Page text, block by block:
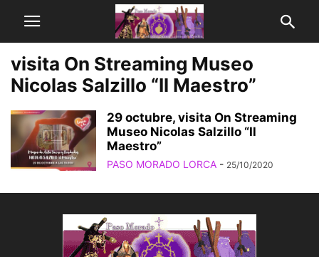
visita On Streaming Museo
Nicolas Salzillo “Il Maestro”
29 octubre, visita On Streaming
Museo Nicolas Salzillo “Il
Maestro”
PASO MORADO LORCA - 25/10/2020